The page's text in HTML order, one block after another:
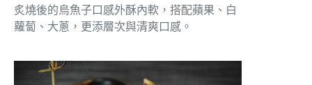
炙燒後的烏魚子口感外酥內軟，搭配蘋果、白
蘿蔔、大蔥，更添層次與清爽口感。